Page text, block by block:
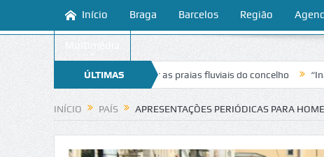
Início Braga Barcelos Região
Multimédia
ÚLTIMAS
NOTÍCIAS
a conhecer e proteger as praias fluviais do concelho “Inaceitável”.
INÍCIO PAÍS APRESENTAÇÕES PERIÓDICAS PARA